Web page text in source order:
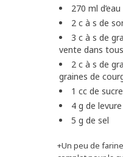
270 ml
2 c à s de
3 c à s de
vente dans
2 c à s de
graines de
1 cc de
4 g de
5 g de sel
+Un peu de